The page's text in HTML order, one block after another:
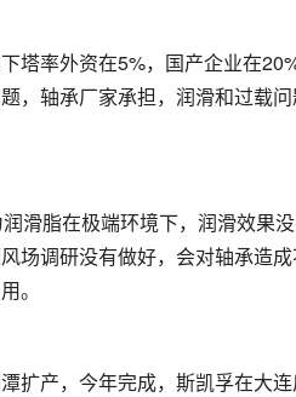
塔率外资在5%，国产企业在
，轴承厂家承担，润滑和过载
滑脂在极端环境下，润滑效果
场调研没有做好，会对轴承造
。
扩产，今年完成，斯凯孚在大